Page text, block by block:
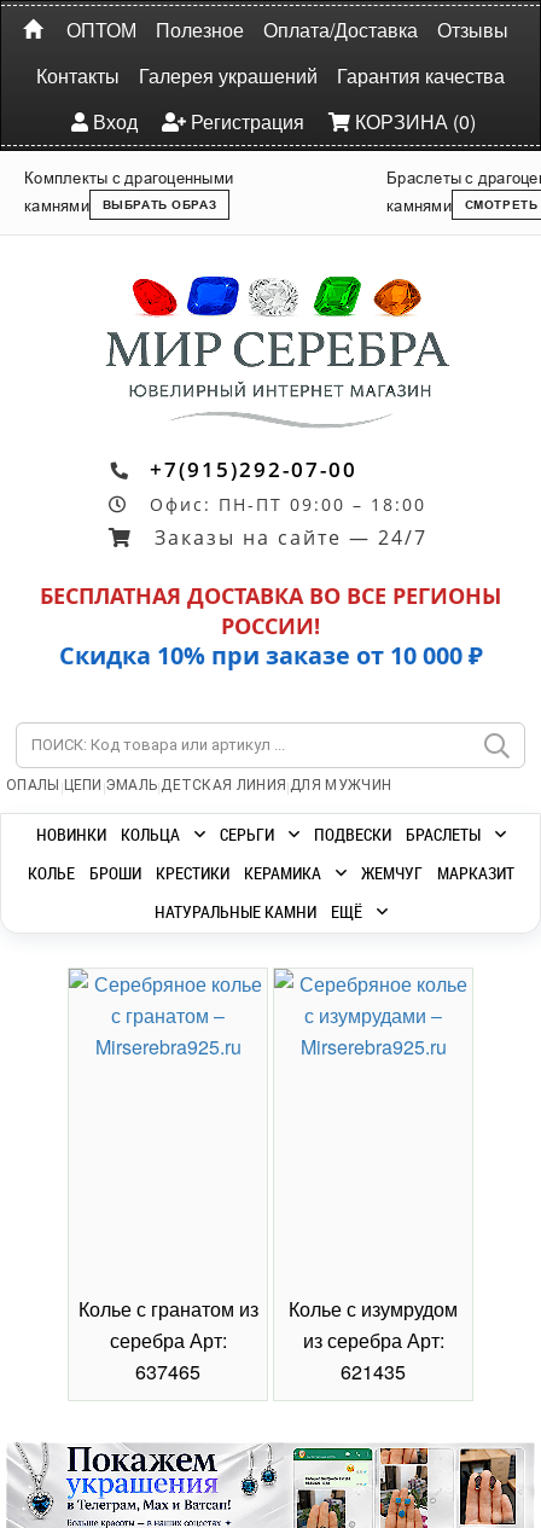
ОПТОМ Полезное Оплата/Доставка
Отзывы
Контакты
Галерея украшений
Гарантия качества
Вход
Регистрация КОРЗИНА (0)
Комплекты с драгоценными
камнями
ВЫБРАТЬ ОБРАЗ
Браслеты с
камнями
СМОТРЕТЬ
+7(915)292-07-00
Офис: ПН-ПТ 09:00 – 18:00
Заказы на сайте — 24/7
БЕСПЛАТНАЯ ДОСТАВКА ВО ВСЕ РЕГИОНЫ
РОССИИ!
Скидка 10% при заказе от 10 000 ₽
ОПАЛЫ | ЦЕПИ |ЭМАЛЬ|ДЕТСКАЯ ЛИНИЯ |ДЛЯ МУЖЧИН
НОВИНКИ КОЛЬЦА СЕРЬГИ ПОДВЕСКИ
БРАСЛЕТЫ
КОЛЬЕ
БРОШИ КРЕСТИКИ КЕРАМИКА ЖЕМЧУГ
МАРКАЗИТ
НАТУРАЛЬНЫЕ КАМНИ
ЕЩЁ
Колье с гранатом из
серебра Арт:
637465
Колье с изумрудом
из серебра Арт:
621435